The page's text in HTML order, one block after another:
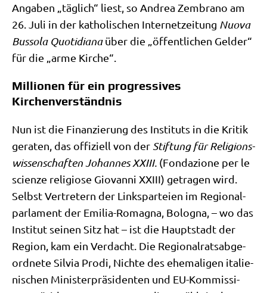
Anga­ben „täg­lich“ liest, so Andrea Zem­bra­no am
26. Juli in der katho­li­schen Inter­net­zei­tung Nuo­va
Bus­so­la Quo­ti­dia­naüber die „öffent­li­chen Gel­der“
für die „arme Kirche“.
Millionen für ein progressives
Kirchenverständnis
Nun ist die Finan­zie­rung des Insti­tuts in die Kri­tik
gera­ten, das offi­zi­ell von der Stif­tung für Reli­gi­ons­
wis­sen­schaf­ten Johan­nes XXIII. (Fon­da­zio­ne per le
sci­en­ze reli­gio­se Gio­van­ni XXIII) getra­gen wird.
Selbst Ver­tre­tern der Links­par­tei­en im Regio­nal­
par­la­ment der Emi­lia-Roma­gna, Bolo­gna, – wo das
Insti­tut sei­nen Sitz hat – ist die Haupt­stadt der
Regi­on, kam ein Ver­dacht. Die Regio­nal­rats­ab­ge­
ord­ne­te Sil­via Pro­di, Nich­te des ehe­ma­li­gen ita­lie­
ni­schen Mini­ster­prä­si­den­ten und EU-Kom­mis­si­